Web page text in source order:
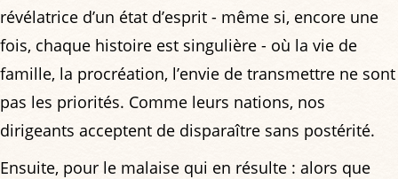
révélatrice d’un état d’esprit - même si, encore une
fois, chaque histoire est singulière - où la vie de
famille, la procréation, l’envie de transmettre ne sont
pas les priorités. Comme leurs nations, nos
dirigeants acceptent de disparaître sans postérité.
Ensuite, pour le malaise qui en résulte : alors que